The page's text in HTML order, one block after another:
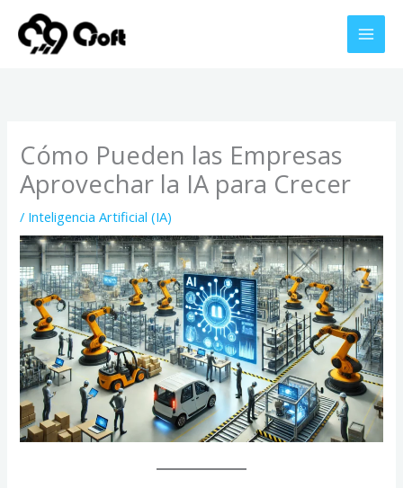
contenido
Cómo Pueden las Empresas
Aprovechar la IA para Crecer
/ Inteligencia Artificial (IA)